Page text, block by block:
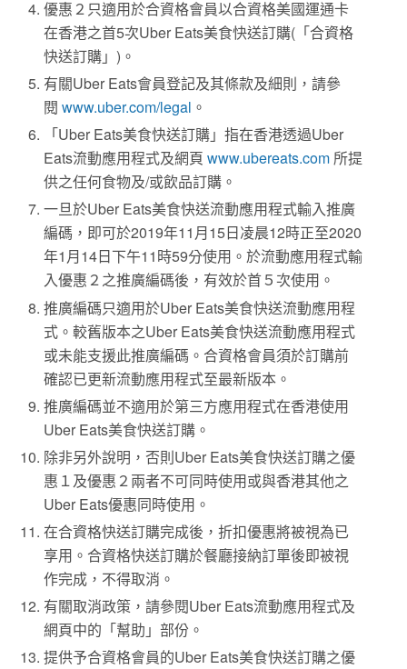
優惠２只適用於合資格會員以合資格美國運通卡
在香港之首5次Uber Eats美食快送訂購(「合資格
快送訂購」)。
有關Uber Eats會員登記及其條款及細則，請參
閱www.uber.com/legal 。
「Uber Eats美食快送訂購」指在香港透過Uber
Eats流動應用程式及網頁www.ubereats.com 所提
供之任何食物及/或飲品訂購。
一旦於Uber Eats美食快送流動應用程式輸入推廣
編碼，即可於2019年11月15日凌晨12時正至2020
年1月14日下午11時59分使用。於流動應用程式輸
入優惠２之推廣編碼後，有效於首５次使用。
推廣編碼只適用於Uber Eats美食快送流動應用程
式。較舊版本之Uber Eats美食快送流動應用程式
或未能支援此推廣編碼。合資格會員須於訂購前
確認已更新流動應用程式至最新版本。
推廣編碼並不適用於第三方應用程式在香港使用
Uber Eats美食快送訂購。
除非另外說明，否則Uber Eats美食快送訂購之優
惠１及優惠２兩者不可同時使用或與香港其他之
Uber Eats優惠同時使用。
在合資格快送訂購完成後，折扣優惠將被視為已
享用。合資格快送訂購於餐廳接納訂單後即被視
作完成，不得取消。
有關取消政策，請參閱Uber Eats流動應用程式及
網頁中的「幫助」部份。
提供予合資格會員的Uber Eats美食快送訂購之優